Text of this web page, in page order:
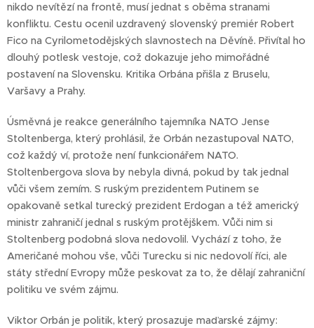
nikdo nevítězí na frontě, musí jednat s oběma stranami
konfliktu. Cestu ocenil uzdravený slovenský premiér Robert
Fico na Cyrilometodějských slavnostech na Děvíně. Přivítal ho
dlouhý potlesk vestoje, což dokazuje jeho mimořádné
postavení na Slovensku. Kritika Orbána přišla z Bruselu,
Varšavy a Prahy.
Úsměvná je reakce generálního tajemníka NATO Jense
Stoltenberga, který prohlásil, že Orbán nezastupoval NATO,
což každý ví, protože není funkcionářem NATO.
Stoltenbergova slova by nebyla divná, pokud by tak jednal
vůči všem zemím. S ruským prezidentem Putinem se
opakovaně setkal turecký prezident Erdogan a též americký
ministr zahraničí jednal s ruským protějškem. Vůči nim si
Stoltenberg podobná slova nedovolil. Vychází z toho, že
Američané mohou vše, vůči Turecku si nic nedovolí říci, ale
státy střední Evropy může peskovat za to, že dělají zahraniční
politiku ve svém zájmu.
Viktor Orbán je politik, který prosazuje maďarské zájmy: